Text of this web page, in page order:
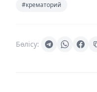
#крематорий
Бөлісу: